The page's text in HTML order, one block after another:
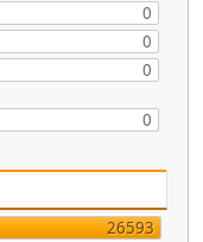
0
0
0
0
26593